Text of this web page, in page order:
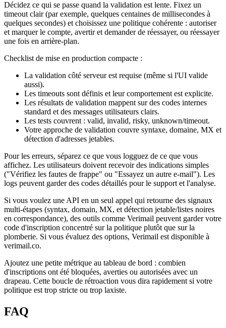
Décidez ce qui se passe quand la validation est lente. Fixez un
timeout clair (par exemple, quelques centaines de millisecondes à
quelques secondes) et choisissez une politique cohérente : autoriser
et marquer le compte, avertir et demander de réessayer, ou réessayer
une fois en arrière‑plan.
Checklist de mise en production compacte :
La validation côté serveur est requise (même si l'UI valide
aussi).
Les timeouts sont définis et leur comportement est explicite.
Les résultats de validation mappent sur des codes internes
standard et des messages utilisateurs clairs.
Les tests couvrent : valid, invalid, risky, unknown/timeout.
Votre approche de validation couvre syntaxe, domaine, MX et
détection d'adresses jetables.
Pour les erreurs, séparez ce que vous logguez de ce que vous
affichez. Les utilisateurs doivent recevoir des indications simples
("Vérifiez les fautes de frappe" ou "Essayez un autre e‑mail"). Les
logs peuvent garder des codes détaillés pour le support et l'analyse.
Si vous voulez une API en un seul appel qui retourne des signaux
multi‑étapes (syntax, domain, MX, et détection jetable/listes noires
en correspondance), des outils comme Verimail peuvent garder votre
code d'inscription concentré sur la politique plutôt que sur la
plomberie. Si vous évaluez des options, Verimail est disponible à
verimail.co.
Ajoutez une petite métrique au tableau de bord : combien
d'inscriptions ont été bloquées, averties ou autorisées avec un
drapeau. Cette boucle de rétroaction vous dira rapidement si votre
politique est trop stricte ou trop laxiste.
FAQ